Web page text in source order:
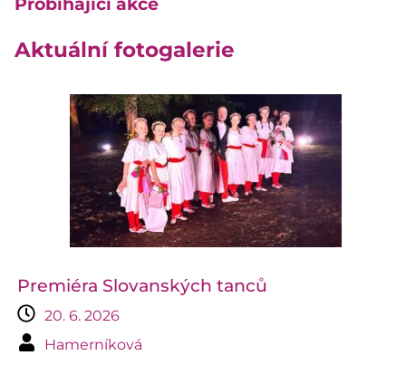
Aktuální fotogalerie
Premiéra Slovanských tanců
20. 6. 2026
Hamerníková